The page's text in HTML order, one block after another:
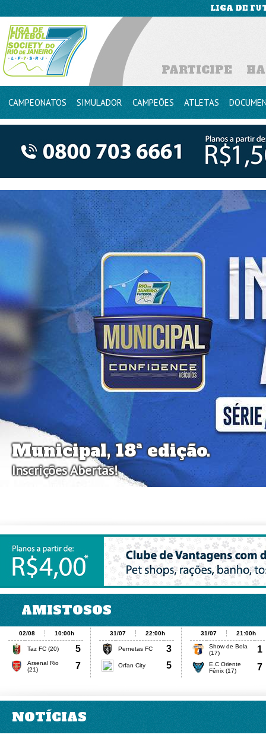
LIGA DE
PARTICIPE
CAMPEONATOS SIMULADOR CAMPEÕES ATLETAS
Municipal, 18ª edição.
Inscrições Abertas!
NOTÍCIAS